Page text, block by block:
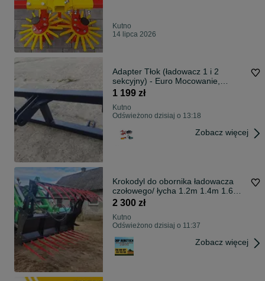
Kutno
14 lipca 2026
Adapter Tłok (ładowacz 1 i 2
sekcyjny) - Euro Mocowanie,
Redukcja
1 199 zł
Kutno
Odświeżono dzisiaj o 13:18
Zobacz więcej
Krokodyl do obornika ładowacza
czołowego/ łycha 1.2m 1.4m 1.6m
DOWÓZ
2 300 zł
Kutno
Odświeżono dzisiaj o 11:37
Zobacz więcej